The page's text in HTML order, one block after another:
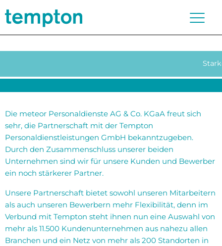
Die meteor Personaldienste AG & Co. KGaA freut sich
sehr, die Partnerschaft mit der Tempton
Personaldienstleistungen GmbH bekanntzugeben.
Durch den Zusammenschluss unserer beiden
Unternehmen sind wir für unsere Kunden und Bewerber
ein noch stärkerer Partner.
Unsere Partnerschaft bietet sowohl unseren Mitarbeitern
als auch unseren Bewerbern mehr Flexibilität, denn im
Verbund mit Tempton steht ihnen nun eine Auswahl von
mehr als 11.500 Kundenunternehmen aus nahezu allen
Branchen und ein Netz von mehr als 200 Standorten in